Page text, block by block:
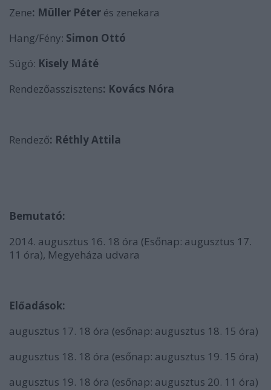
Zene: Müller Péter és zenekara
Hang/Fény: Simon Ottó
Súgó: Kisely Máté
Rendezőasszisztens: Kovács Nóra
Rendező: Réthly Attila
Bemutató:
2014. augusztus 16. 18 óra (Esőnap: augusztus 17.
11 óra), Megyeháza udvara
Előadások:
augusztus 17. 18 óra (esőnap: augusztus 18. 15 óra)
augusztus 18. 18 óra (esőnap: augusztus 19. 15 óra)
augusztus 19. 18 óra (esőnap: augusztus 20. 11 óra)